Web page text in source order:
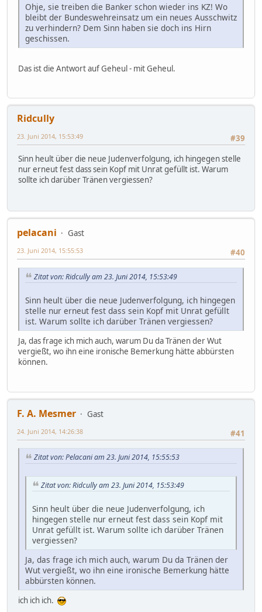
Ohje, sie treiben die Banker schon wieder ins KZ! Wo
bleibt der Bundeswehreinsatz um ein neues Ausschwitz
zu verhindern? Dem Sinn haben sie doch ins Hirn
geschissen.
Das ist die Antwort auf Geheul - mit Geheul.
Ridcully
#39
23. Juni 2014, 15:53:49
Sinn heult über die neue Judenverfolgung, ich hingegen stelle
nur erneut fest dass sein Kopf mit Unrat gefüllt ist. Warum
sollte ich darüber Tränen vergiessen?
pelacani
Gast
#40
23. Juni 2014, 15:55:53
Zitat von: Ridcully am 23. Juni 2014, 15:53:49
Sinn heult über die neue Judenverfolgung, ich hingegen
stelle nur erneut fest dass sein Kopf mit Unrat gefüllt
ist. Warum sollte ich darüber Tränen vergiessen?
Ja, das frage ich mich auch, warum Du da Tränen der Wut
vergießt, wo ihn eine ironische Bemerkung hätte abbürsten
können.
F. A. Mesmer
Gast
#41
24. Juni 2014, 14:26:38
Zitat von: Pelacani am 23. Juni 2014, 15:55:53
Zitat von: Ridcully am 23. Juni 2014, 15:53:49
Sinn heult über die neue Judenverfolgung, ich
hingegen stelle nur erneut fest dass sein Kopf mit
Unrat gefüllt ist. Warum sollte ich darüber Tränen
vergiessen?
Ja, das frage ich mich auch, warum Du da Tränen der
Wut vergießt, wo ihn eine ironische Bemerkung hätte
abbürsten können.
ich ich ich.